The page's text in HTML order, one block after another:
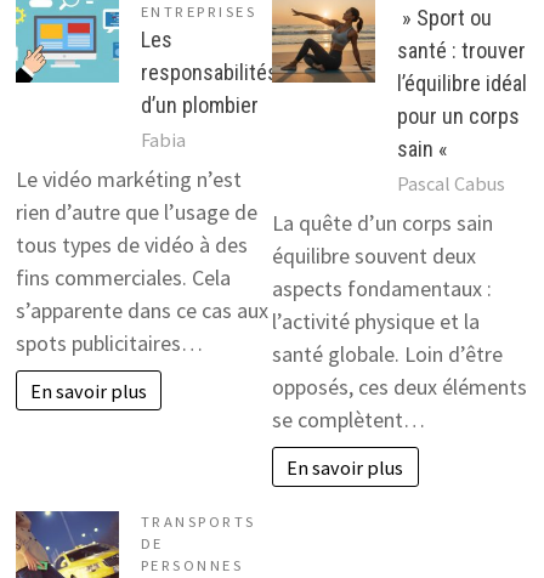
ENTREPRISES
Les
responsabilités
d’un plombier
Fabia
Le vidéo markéting n’est
rien d’autre que l’usage de
tous types de vidéo à des
fins commerciales. Cela
s’apparente dans ce cas aux
spots publicitaires…
En savoir plus
» Sport ou
santé : trouver
l’équilibre idéal
pour un corps
sain «
Pascal Cabus
La quête d’un corps sain
équilibre souvent deux
aspects fondamentaux :
l’activité physique et la
santé globale. Loin d’être
opposés, ces deux éléments
se complètent…
En savoir plus
TRANSPORTS
DE
PERSONNES